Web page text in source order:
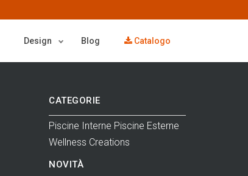
Design Blog Catalogo
CATEGORIE
Piscine Interne Piscine Esterne
Wellness Creations
NOVITÀ